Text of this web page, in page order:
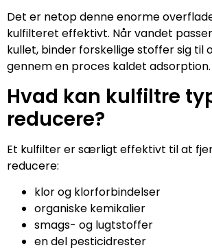
Det er netop denne enorme
kulfilteret effektivt. Når vandet
kullet, binder forskellige stoffer sig til
gennem en proces kaldet adsorption.
Hvad kan kulfiltre
reducere?
Et kulfilter er særligt effektivt til at
reducere:
klor og klorforbindelser
organiske kemikalier
smags- og lugtstoffer
en del pesticidrester